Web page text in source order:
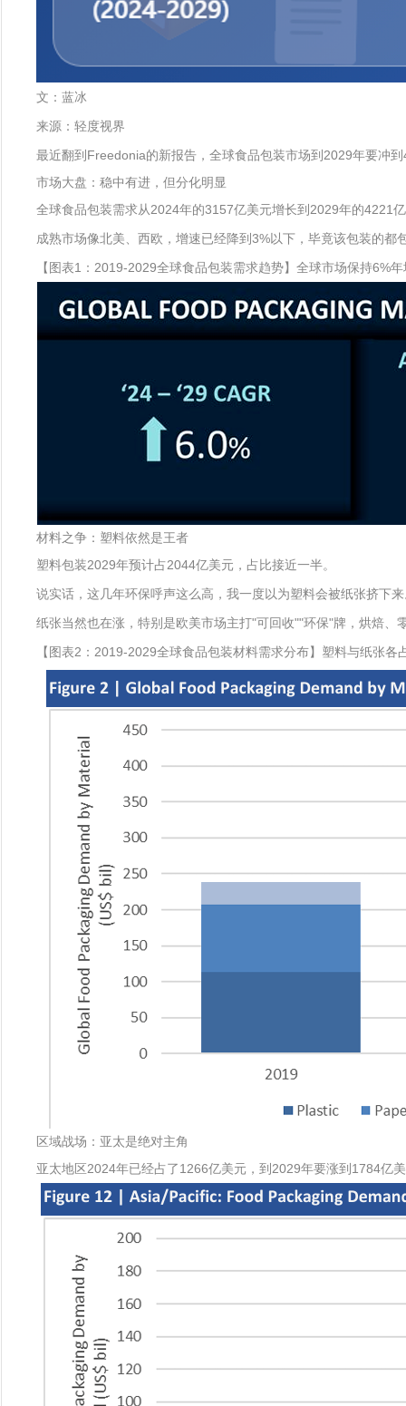
文：蓝冰
来源：轻度视界
最近翻到Freedonia的新报告，全球食品包装市场到2029年要冲
市场大盘：稳中有进，但分化明显
全球食品包装需求从2024年的3157亿美元增长到2029年的4221
成熟市场像北美、西欧，增速已经降到3%以下，毕竟该包装的
【图表1：2019-2029全球食品包装需求趋势】全球市场保持6%
材料之争：塑料依然是王者
塑料包装2029年预计占2044亿美元，占比接近一半。
说实话，这几年环保呼声这么高，我一度以为塑料会被纸张挤
纸张当然也在涨，特别是欧美市场主打"可回收""环保"牌，烘焙
【图表2：2019-2029全球食品包装材料需求分布】塑料与纸张各
区域战场：亚太是绝对主角
亚太地区2024年已经占了1266亿美元，到2029年要涨到1784亿